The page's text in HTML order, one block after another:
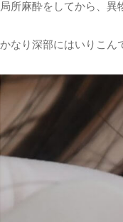
局所麻酔をしてから、異
かなり深部にはいりこん